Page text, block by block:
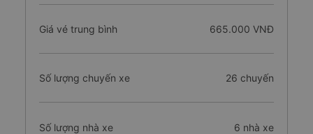
Giá vé trung bình 665.000 VNĐ
Số lượng chuyến xe 26 chuyến
Số lượng nhà xe 6 nhà xe